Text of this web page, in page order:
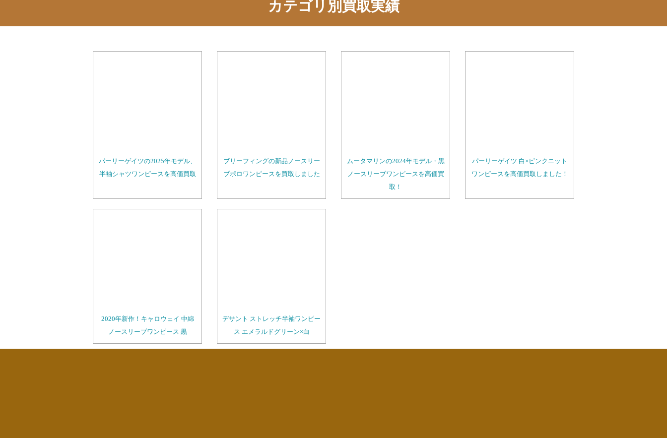
カテゴリ別買取実績
パーリーゲイツの2025年モデル、
半袖シャツワンピースを高価買取
ブリーフィングの新品ノースリー
ブポロワンピースを買取しました
ムータマリンの2024年モデル・黒
ノースリーブワンピースを高価買
取！
パーリーゲイツ 白×ピンクニット
ワンピースを高価買取しました！
2020年新作！キャロウェイ 中綿
ノースリーブワンピース 黒
デサント ストレッチ半袖ワンピー
ス エメラルドグリーン×白